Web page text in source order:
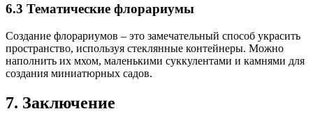
6.3 Тематические флорариумы
Создание флорариумов – это замечательный способ украсить
пространство, используя стеклянные контейнеры. Можно
наполнить их мхом, маленькими суккулентами и камнями для
создания миниатюрных садов.
7. Заключение